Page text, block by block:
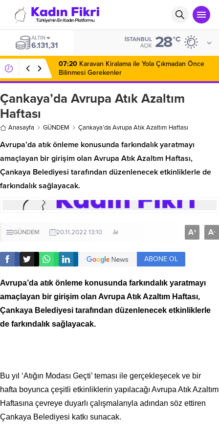
ALTIN
6.131,31
İSTANBUL
AÇIK 28°C
07:20 Karavan Kiralama ile Yola Çıkmadan Önce
Bilinmesi Gerekenler
Çankaya’da Avrupa Atık Azaltım
Haftası
Anasayfa GÜNDEM Çankaya’da Avrupa Atık Azaltım Haftası
Avrupa’da atık önleme konusunda farkındalık yaratmayı
amaçlayan bir girişim olan Avrupa Atık Azaltım Haftası,
Çankaya Belediyesi tarafından düzenlenecek etkinliklerle de
farkındalık sağlayacak.
GÜNDEM 20.11.2022 13:10 A+ A-
ABONE OL
Avrupa’da atık önleme konusunda farkındalık yaratmayı
amaçlayan bir girişim olan Avrupa Atık Azaltım Haftası,
Çankaya Belediyesi tarafından düzenlenecek etkinliklerle
de farkındalık sağlayacak.
Bu yıl ‘Atığın Modası Geçti’ teması ile gerçekleşecek ve bir
hafta boyunca çeşitli etkinliklerin yapılacağı Avrupa Atık Azaltım
Haftasına çevreye duyarlı çalışmalarıyla adından söz ettiren
Çankaya Belediyesi katkı sunacak.